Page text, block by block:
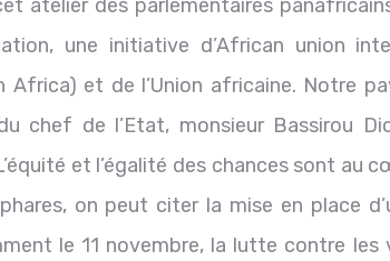
atelier des parlementaires
une initiative d’African union
Africa) et de l’Union africaine. Notre
chef de l’Etat, monsieur Bassirou
et l’égalité des chances sont au
on peut citer la mise en place
le 11 novembre, la lutte contre les